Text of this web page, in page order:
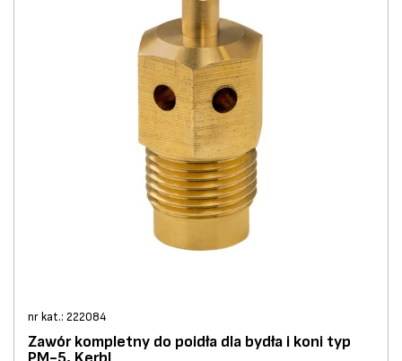
nr kat.: 222084
Zawór kompletny do poidła dla bydła i koni typ